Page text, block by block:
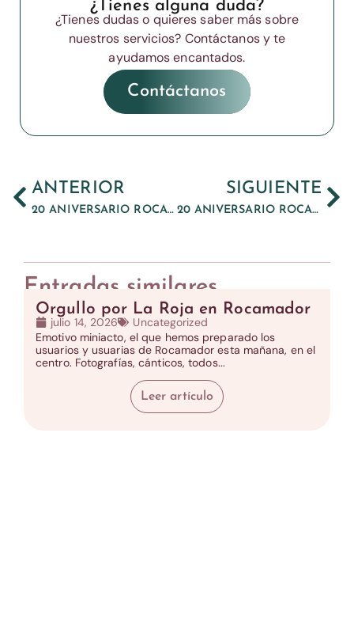
¿Tienes alguna duda?
¿Tienes dudas o quieres saber más sobre
nuestros servicios? Contáctanos y te
ayudamos encantados.
Contáctanos
ANTERIOR
20 ANIVERSARIO ROCAMADOR AÑO 2017
SIGUIENTE
20 ANIVERSARIO ROCAMADOR AÑO 2019
Entradas similares
Orgullo por La Roja en Rocamador
julio 14, 2026
Uncategorized
Emotivo miniacto, el que hemos preparado los
usuarios y usuarias de Rocamador esta mañana, en el
centro. Fotografías, cánticos, todos...
Leer artículo